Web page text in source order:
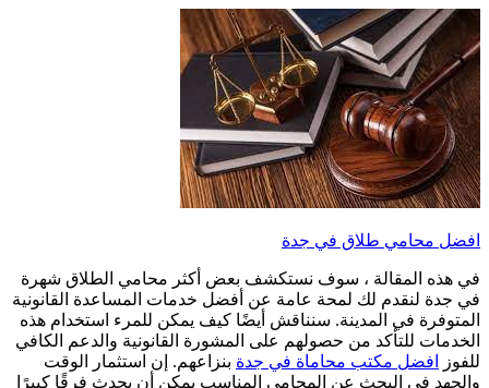
افضل محامي طلاق في جدة
في هذه المقالة ، سوف نستكشف بعض أكثر محامي الطلاق شهرة
في جدة لنقدم لك لمحة عامة عن أفضل خدمات المساعدة القانونية
المتوفرة في المدينة. سنناقش أيضًا كيف يمكن للمرء استخدام هذه
الخدمات للتأكد من حصولهم على المشورة القانونية والدعم الكافي
للفوز
افضل مكتب محاماة في جدة بنزاعهم. إن استثمار الوقت
والجهد في البحث عن المحامي المناسب يمكن أن يحدث فرقًا كبيرًا